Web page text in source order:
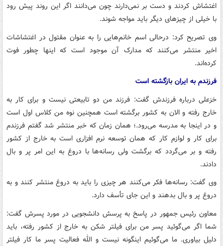
اغتشاش کردند و دست بر نمی‌دارند چون می‌دانند اگر این روند پیش رود
با خیلی از چیزهای دیگر باید مواجه شوند.
وی تصریح کرد: درحالی اسم خانم‌هایی را به عنوان مقتول در اغتشاشات
اخیر منتشر می‌کنند که مدارک آن موجود است که اینها چطور فوت
کرده‌اند.
فرزندم به ایران بازگشته است
خزعلی درباره فرزندش گفت: فرزند من دوتابیعتی نیست و برای کار به
خارج رفته و الان به کشور برگشته است همچنین نوه من کلاس اول است
و در اینجا به مدرسه می‌رود.؛ همان زمان که خبر منتشر شد گفتم فرزندم
برای کار و لوازم کار که همان توسعه نرم افزاری است به خارج از کشور
رفته و بر می‌گردد که برگشت ولی رسانه‌ها با دروغ به این امر پر و بال
دادند.
وی گفت: رسانه‌ها فکر می‌کنند هر چیزی را باید به دروغ منتشر کنند و به
دروغ پر و بال بدهند و این جای تأسف دارد.
معاون رئیس جمهور در پاسخ به پرسش دانشجویی در مورد پسرش گفت:
شما اگر می‌گوئید پسر من برای فیلتر شکن به خارج از کشور رفته، باید
دلیل بیاوری. ما می‌گوئیم اینگونه نیست و الله فعالیت پسر ما کار فیلتر